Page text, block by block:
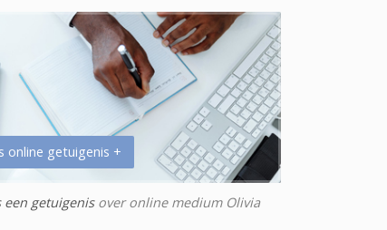
online getuigenis +
een getuigenisover online medium Olivia